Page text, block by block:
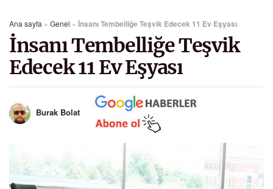
Ana sayfa » Genel » İnsanı Tembelliğe Teşvik Edecek 11 Ev Eşyası
İnsanı Tembelliğe Teşvik
Edecek 11 Ev Eşyası
Burak Bolat